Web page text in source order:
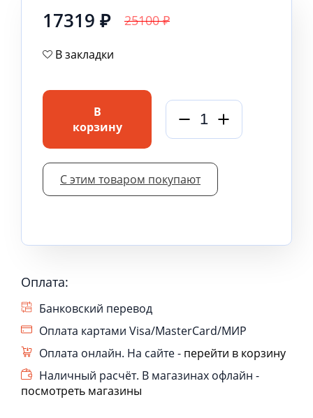
17319 ₽ 25100 ₽
В закладки
В
корзину
С этим товаром покупают
Оплата:
Банковский перевод
Оплата картами Visa/MasterCard/МИР
Оплата онлайн. На сайте - перейти в корзину
Наличный расчёт. В магазинах офлайн -
посмотреть магазины